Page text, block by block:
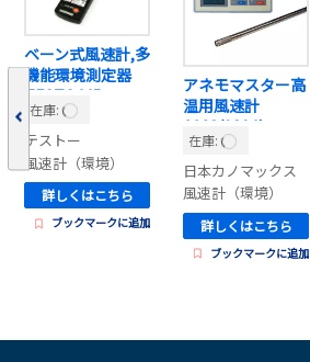
ベーン式風速計,多
機能環境測定器
TESTO445
在庫:
テストー
風速計（環境）
詳しくはこちら
ブックマークに追加
アネモマスター高
温用風速計
6162(0204)
在庫:
日本カノマックス
風速計（環境）
詳しくはこちら
ブックマークに追加